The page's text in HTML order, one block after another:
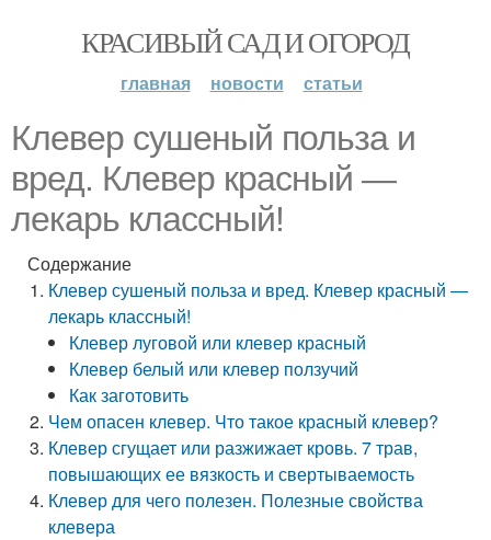
КРАСИВЫЙ САД И ОГОРОД
главная новости статьи
Клевер сушеный польза и
вред. Клевер красный —
лекарь классный!
Содержание
Клевер сушеный польза и вред. Клевер красный —
лекарь классный!
Клевер луговой или клевер красный
Клевер белый или клевер ползучий
Как заготовить
Чем опасен клевер. Что такое красный клевер?
Клевер сгущает или разжижает кровь. 7 трав,
повышающих ее вязкость и свертываемость
Клевер для чего полезен. Полезные свойства
клевера